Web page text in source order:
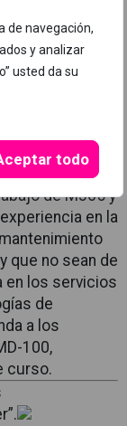
de navegación,
y analizar
usted da su
todo
debe estar
de M365 y
en la
que no sean de
en los servicios
de
a los
100,
curso.